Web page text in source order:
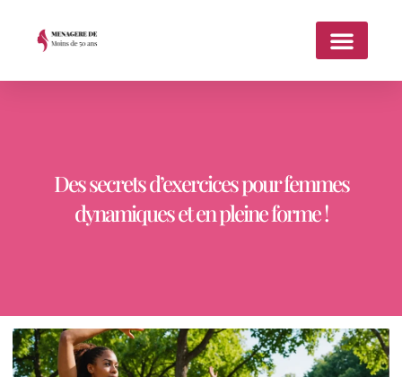
Des secrets d’exercices pour femmes
dynamiques et en pleine forme !